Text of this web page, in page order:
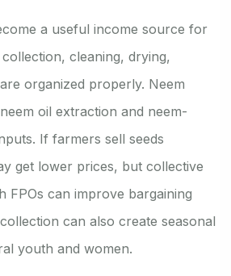
a useful income source for
cleaning, drying,
organized properly. Neem
oil extraction and neem-
If farmers sell seeds
get lower prices, but collective
FPOs can improve bargaining
can also create seasonal
youth and women.